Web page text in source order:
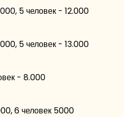
5 человек - 12.000
5 человек - 13.000
- 8.000
6 человек 5000